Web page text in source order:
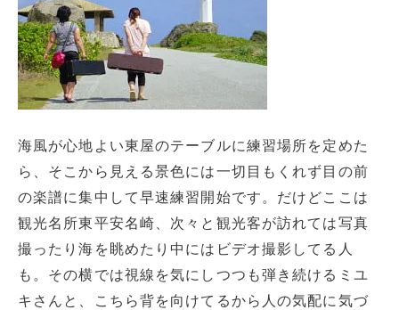
海風が心地よい東屋のテーブルに練習場所を定めた
ら、そこから見える景色には一切目もくれず目の前
の楽譜に集中して早速練習開始です。だけどここは
観光名所東平安名崎、次々と観光客が訪れては写真
撮ったり海を眺めたり中にはビデオ撮影してる人
も。その横では視線を気にしつつも弾き続けるミユ
キさんと、こちら背を向けてるから人の気配に気づ